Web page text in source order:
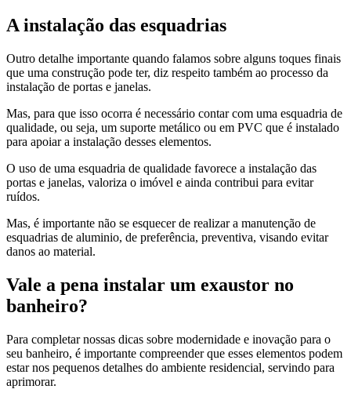
A instalação das esquadrias
Outro detalhe importante quando falamos sobre alguns toques finais
que uma construção pode ter, diz respeito também ao processo da
instalação de portas e janelas.
Mas, para que isso ocorra é necessário contar com uma esquadria de
qualidade, ou seja, um suporte metálico ou em PVC que é instalado
para apoiar a instalação desses elementos.
O uso de uma esquadria de qualidade favorece a instalação das
portas e janelas, valoriza o imóvel e ainda contribui para evitar
ruídos.
Mas, é importante não se esquecer de realizar a manutenção de
esquadrias de aluminio, de preferência, preventiva, visando evitar
danos ao material.
Vale a pena instalar um exaustor no
banheiro?
Para completar nossas dicas sobre modernidade e inovação para o
seu banheiro, é importante compreender que esses elementos podem
estar nos pequenos detalhes do ambiente residencial, servindo para
aprimorar.